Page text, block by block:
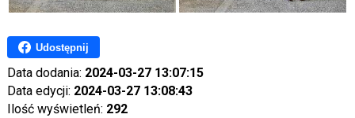
Udostępnij
Data dodania: 2024-03-27 13:07:15
Data edycji: 2024-03-27 13:08:43
Ilość wyświetleń: 292